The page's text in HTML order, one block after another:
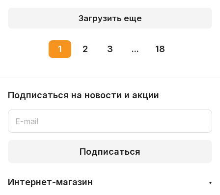
Загрузить еще
1 2 3 ... 18
Подписаться на новости и акции
Подписаться
Интернет-магазин